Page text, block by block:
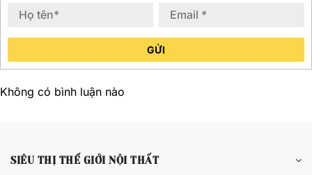
GỬI
Không có bình luận nào
SIÊU THỊ THẾ GIỚI NỘI THẤT